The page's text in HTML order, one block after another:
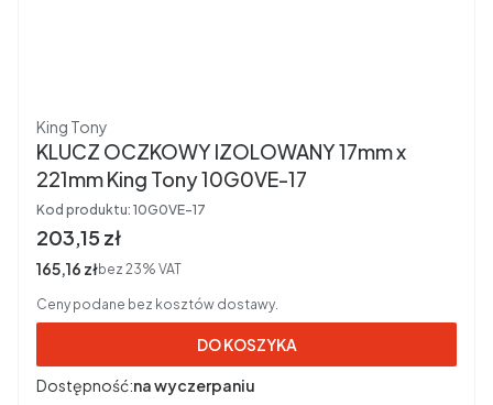
Producent
King Tony
KLUCZ OCZKOWY IZOLOWANY 17mm x
221mm King Tony 10G0VE-17
Kod produktu: 10G0VE-17
Cena brutto
203,15 zł
Cena netto
165,16 złbez 23% VAT
Ceny podane bez kosztów dostawy.
DO KOSZYKA
Dostępność:na wyczerpaniu